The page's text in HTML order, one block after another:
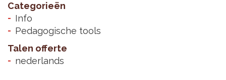
Categorieën
Info
Pedagogische tools
Talen offerte
nederlands